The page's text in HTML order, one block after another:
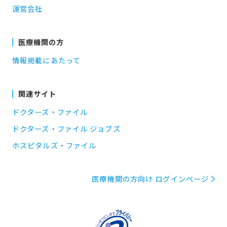
運営会社
医療機関の方
情報掲載にあたって
関連サイト
ドクターズ・ファイル
ドクターズ・ファイル ジョブズ
ホスピタルズ・ファイル
医療機関の方向け ログインページ